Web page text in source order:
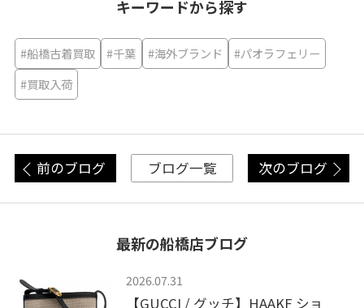
キーワードから探す
#船橋古着買取 #千葉 #海外ブランド
#パオラフェリー
#買取入荷
前のブログ ブログ一覧 次のブログ
最新の船橋店ブログ
2026.07.31
【GUCCI / グッチ】HAAKF ショ